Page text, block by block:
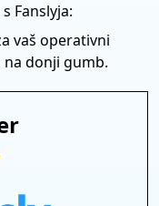
Fanslyja:
vaš operativni
na donji gumb.